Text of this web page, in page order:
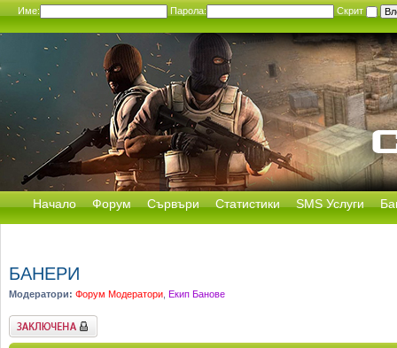
Име: Парола: Скрит
Начало Форум Сървъри Статистики SMS Услуги
БАНЕРИ
Модератори: Форум Модератори Екип Банове
Заключен форум